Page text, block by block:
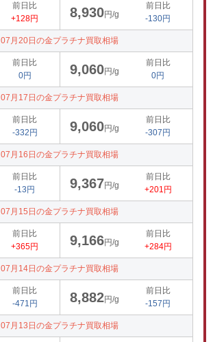
前日比
+128円
8,930円/g
前日比
-130円
07月20日の金プラチナ買取相場
前日比
0円
9,060円/g
前日比
0円
07月17日の金プラチナ買取相場
前日比
-332円
9,060円/g
前日比
-307円
07月16日の金プラチナ買取相場
前日比
-13円
9,367円/g
前日比
+201円
07月15日の金プラチナ買取相場
前日比
+365円
9,166円/g
前日比
+284円
07月14日の金プラチナ買取相場
前日比
-471円
8,882円/g
前日比
-157円
07月13日の金プラチナ買取相場